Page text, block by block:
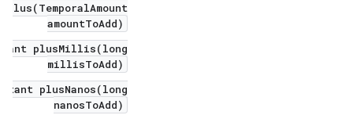
amountToAdd)
plusMillis(long
millisToAdd)
plusNanos(long
nanosToAdd)